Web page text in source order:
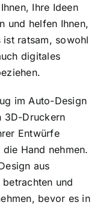
Ihre Ideen
und helfen Ihnen,
ratsam, sowohl
digitales
im Auto-Design
3D-Druckern
Entwürfe
Hand nehmen.
aus
und
bevor es in